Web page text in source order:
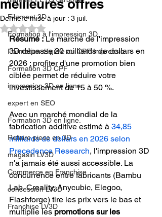
Filament 3D
Formation à l'impression 3D.
Formation éligible au CPF Impressio
Formation 3D CPF
impression 3D en ligne
expert en SEO
Formation 3D en ligne.
Refaire piece en 3D
magasin LV3D
Commerce en Franchise
concession LV3D
Franchise LV3D
meilleures offres
Dernière mise à jour : 3 juil.
Noté NaN étoiles sur 5.
Résumé : Le marché de l'impression
3D dépasse 20 milliards de dollars en
2026 ; profiter d'une promotion bien
ciblée permet de réduire votre
investissement de 15 à 50 %.
Avec un marché mondial de la
fabrication additive estimé à 34,85
milliards de dollars en 2026 selon
Precedence Research, l'impression 3D
n'a jamais été aussi accessible. La
concurrence entre fabricants (Bambu
Lab, Creality, Anycubic, Elegoo,
Flashforge) tire les prix vers le bas et
multiplie les promotions sur les